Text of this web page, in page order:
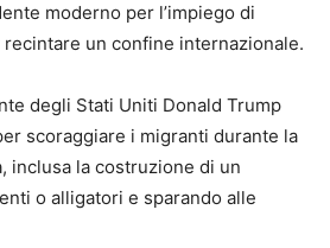
moderno per l’impiego di
un confine internazionale.
degli Stati Uniti Donald Trump
scoraggiare i migranti durante la
inclusa la costruzione di un
o alligatori e sparando alle